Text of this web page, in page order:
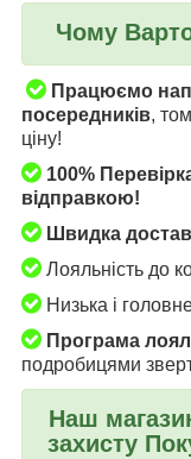
Чому
Працюємо
посередників,
ціну!
100%
відправкою!
Швидка
Лояльність до
Низька і
Програма
подробицями
Наш
захисту